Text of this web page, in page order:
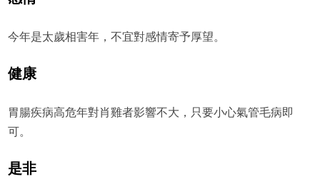
今年是太歲相害年，不宜對感情寄予厚望。
健康
胃腸疾病高危年對肖雞者影響不大，只要小心氣管毛病即
可。
是非